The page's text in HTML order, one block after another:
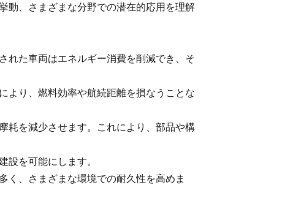
動、さまざまな分野での潜在的応用を理解
れた車両はエネルギー消費を削減でき、そ
より、燃料効率や航続距離を損なうことな
耗を減少させます。これにより、部品や構
を可能にします。
く、さまざまな環境での耐久性を高めま